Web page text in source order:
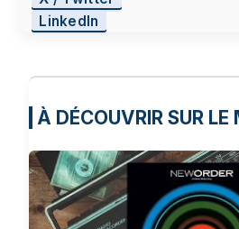
LinkedIn
À DÉCOUVRIR SUR LE